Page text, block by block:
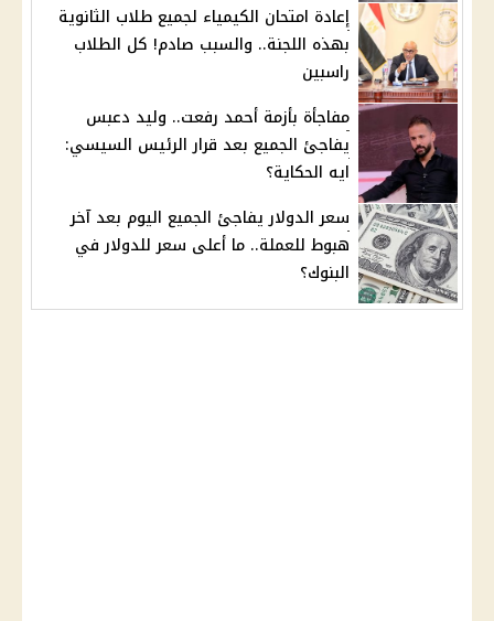
إعادة امتحان الكيمياء لجميع طلاب الثانوية
بهذه اللجنة.. والسبب صادم! كل الطلاب
راسبين
مفاجأة بأزمة أحمد رفعت.. وليد دعبس
يفاجئ الجميع بعد قرار الرئيس السيسي:
ايه الحكاية؟
سعر الدولار يفاجئ الجميع اليوم بعد آخر
هبوط للعملة.. ما أعلى سعر للدولار في
البنوك؟